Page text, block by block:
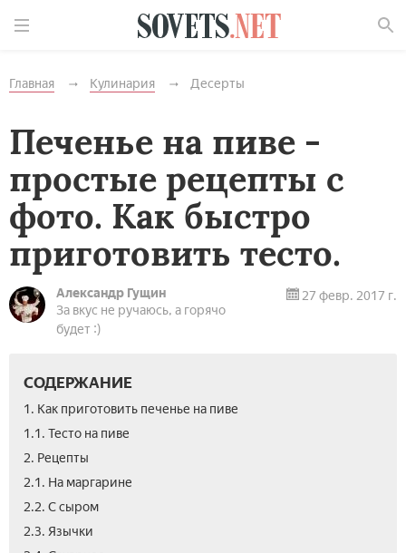
Главная Кулинария Десерты
Печенье на пиве -
простые рецепты с
фото. Как быстро
приготовить тесто.
Александр Гущин
За вкус не ручаюсь, а горячо
будет :)
27 февр. 2017 г.
СОДЕРЖАНИЕ
1. Как приготовить печенье на пиве
1.1. Тесто на пиве
2. Рецепты
2.1. На маргарине
2.2. С сыром
2.3. Язычки­